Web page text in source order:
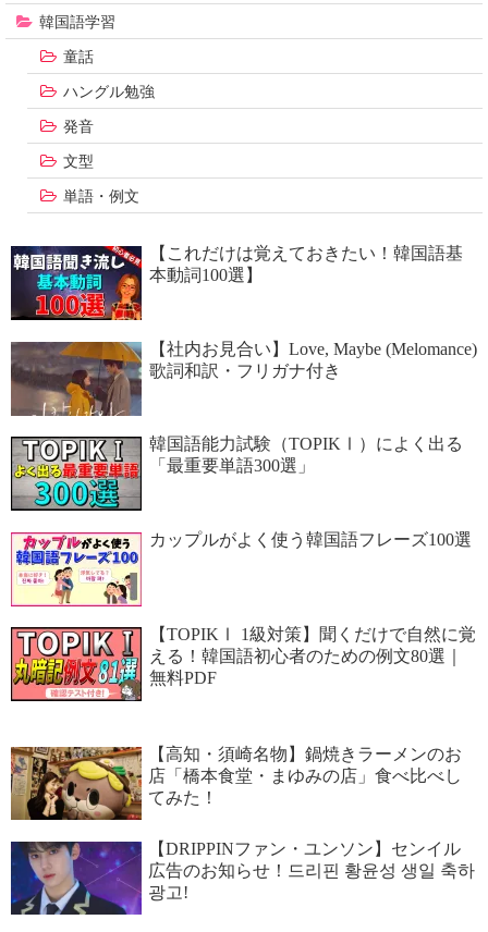
韓国語学習
童話
ハングル勉強
発音
文型
単語・例文
【これだけは覚えておきたい！韓国語基
本動詞100選】
【社内お見合い】Love, Maybe (Melomance)
歌詞和訳・フリガナ付き
韓国語能力試験（TOPIKⅠ）によく出る
「最重要単語300選」
カップルがよく使う韓国語フレーズ100選
【TOPIKⅠ 1級対策】聞くだけで自然に覚
える！韓国語初心者のための例文80選｜
無料PDF
【高知・須崎名物】鍋焼きラーメンのお
店「橋本食堂・まゆみの店」食べ比べし
てみた！
【DRIPPINファン・ユンソン】センイル
広告のお知らせ！드리핀 황윤성 생일 축하
광고!